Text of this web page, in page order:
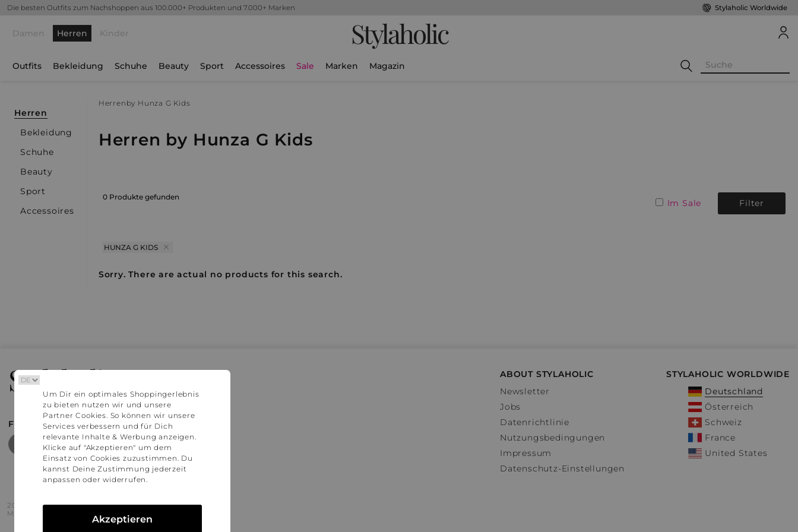
Die besten Outfits zum Nachshoppen aus 100.000+ Produkten und 7.000+ Marken Stylaholic Worldwide
Damen Herren Kinder Stylaholic
Outfits Bekleidung Schuhe Beauty Sport Accessoires Sale Marken Magazin
Herren
Bekleidung
Schuhe
Beauty
Sport
Accessoires
Herren by Hunza G Kids
Herren by Hunza G Kids
0 Produkte gefunden
Im Sale Filter
HUNZA G KIDS
Sorry. There are actual no products for this search.
Stylaholic
FIND MORE INSPIRATION
ABOUT STYLAHOLIC
Newsletter
Jobs
Datenrichtlinie
Nutzungsbedingungen
Impressum
Datenschutz-Einstellungen
STYLAHOLIC WORLDWIDE
Deutschland
Österreich
Schweiz
France
United States
2016 - 2026 © Stylaholic.
Made for you with love in munich.
Um Dir ein optimales Shoppingerlebnis
zu bieten nutzen wir und unsere
Partner Cookies. So können wir unsere
Services verbessern und für Dich
relevante Inhalte & Werbung anzeigen.
Klicke auf "Akzeptieren" um dem
Einsatz von Cookies zuzustimmen. Du
kannst Deine Zustimmung jederzeit
anpassen oder widerrufen.
Akzeptieren